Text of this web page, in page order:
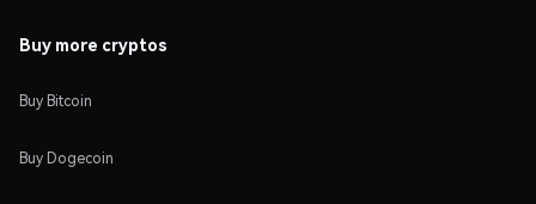
Buy more cryptos
Buy Bitcoin
Buy Dogecoin